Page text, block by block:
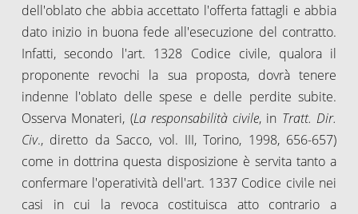
dell'oblato che abbia accettato l'offerta fattagli e abbia
dato inizio in buona fede all'esecuzione del contratto.
Infatti, secondo l'art. 1328 Codice civile, qualora il
proponente revochi la sua proposta, dovrà tenere
indenne l'oblato delle spese e delle perdite subite.
Osserva Monateri, (La responsabilità civile, in Tratt. Dir.
Civ., diretto da Sacco, vol. III, Torino, 1998, 656-657)
come in dottrina questa disposizione è servita tanto a
confermare l'operatività dell'art. 1337 Codice civile nei
casi in cui la revoca costituisca atto contrario a